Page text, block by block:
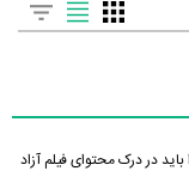
در درک محتوای فیلم آزاد